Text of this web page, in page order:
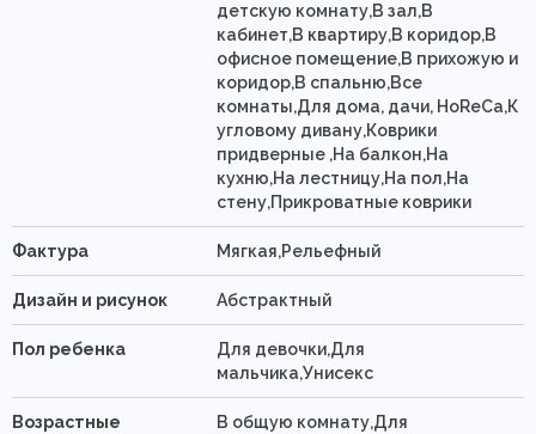
детскую комнату,В зал,В
кабинет,В квартиру,В коридор,В
офисное помещение,В прихожую и
коридор,В спальню,Все
комнаты,Для дома, дачи, HoReCa,К
угловому дивану,Коврики
придверные ,На балкон,На
кухню,На лестницу,На пол,На
стену,Прикроватные коврики
Фактура Мягкая,Рельефный
Дизайн и рисунок Абстрактный
Пол ребенка
Для девочки,Для
мальчика,Унисекс
Возрастные В общую комнату,Для